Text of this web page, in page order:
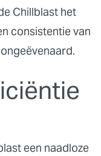
Chillblast het
consistentie van
een naadloze